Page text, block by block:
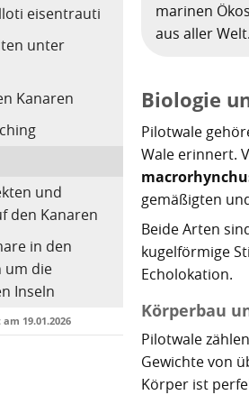
eisentrauti
unter
Kanaren
und
den Kanaren
in den
um die
Inseln
19.01.2026
marinen
aus aller Welt.
Biologie
Pilotwale
Wale erinnert.
gemäßigten
Beide Arten
kugelförmige
Echolokation.
Körperbau
Pilotwale
Gewichte von
Körper ist